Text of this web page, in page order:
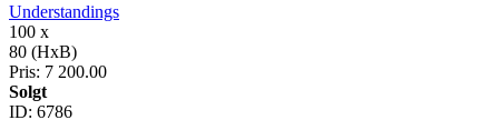
Understandings
100 x
80 (HxB)
Pris: 7 200.00
Solgt
ID: 6786